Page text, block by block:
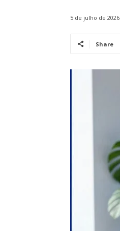
5 de julho de 2026
Share